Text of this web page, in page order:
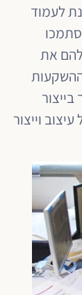
לעמוד
להם את
ההשקעות
וייצור